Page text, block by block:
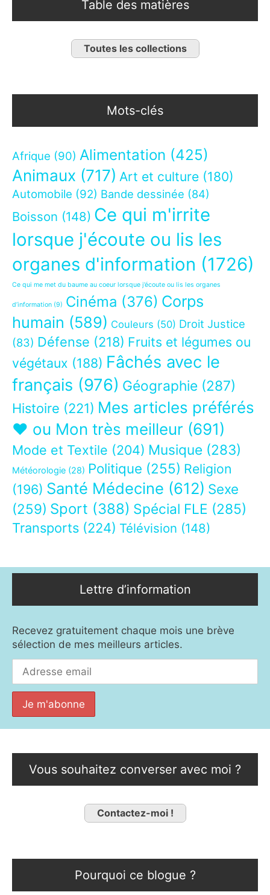
Table des matières
Toutes les collections
Mots-clés
Afrique (90) Alimentation (425)
Animaux (717) Art et culture (180)
Automobile (92) Bande dessinée (84)
Boisson (148) Ce qui m'irrite
lorsque j'écoute ou lis les
organes d'information (1726)
Ce qui me met du baume au coeur lorsque j’écoute ou lis les organes
d’information (9) Cinéma (376) Corps
humain (589) Couleurs (50) Droit Justice
(83) Défense (218) Fruits et légumes ou
végétaux (188) Fâchés avec le
français (976) Géographie (287)
Histoire (221) Mes articles préférés
❤ ou Mon très meilleur (691)
Mode et Textile (204) Musique (283)
Météorologie (28) Politique (255) Religion
(196) Santé Médecine (612) Sexe
(259) Sport (388) Spécial FLE (285)
Transports (224) Télévision (148)
Lettre d’information
Recevez gratuitement chaque mois une brève
sélection de mes meilleurs articles.
Vous souhaitez converser avec moi ?
Contactez-moi !
Pourquoi ce blogue ?